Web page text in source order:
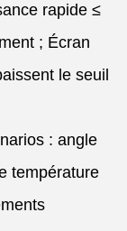
rapide ≤
; Écran
le seuil
: angle
température